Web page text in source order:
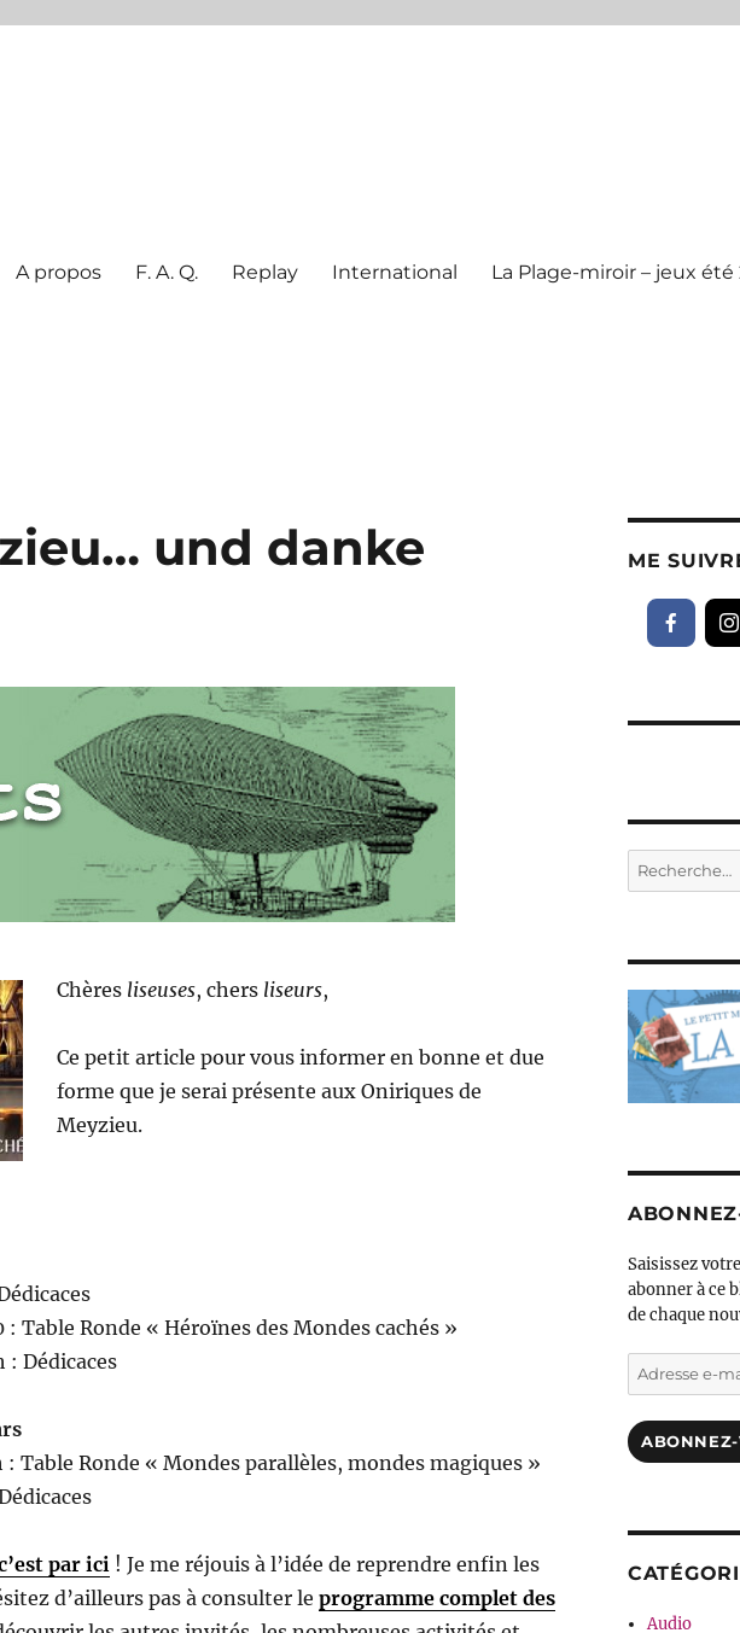
A propos F. A. Q. Replay International La Plage-miroir – jeux été
und danke
Chères liseuses, chers liseurs,
Ce petit article pour vous informer en bonne et due
forme que je serai présente aux Oniriques de
Meyzieu.
: Table Ronde « Héroïnes des Mondes cachés »
: Dédicaces
: Table Ronde « Mondes parallèles, mondes magiques »
par ici ! Je me réjouis à l’idée de reprendre enfin les
d’ailleurs pas à consulter le programme complet des
ME
Recherche
pour :
Saisissez
abonner à ce
de chaque
Adresse
e-
Audio